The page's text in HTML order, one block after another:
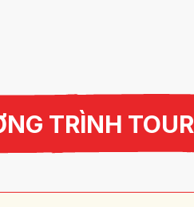
TRÌNH TOUR